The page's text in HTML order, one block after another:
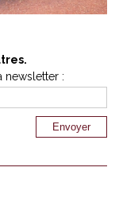
newsletter :